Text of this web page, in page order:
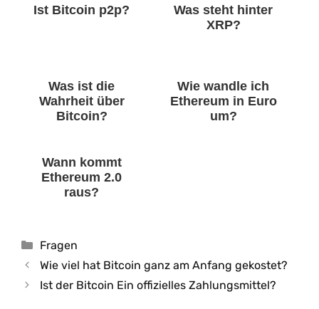
Ist Bitcoin p2p?
Was steht hinter
XRP?
Was ist die
Wahrheit über
Bitcoin?
Wie wandle ich
Ethereum in Euro
um?
Wann kommt
Ethereum 2.0
raus?
Kategorien
Fragen
Wie viel hat Bitcoin ganz am Anfang gekostet?
Ist der Bitcoin Ein offizielles Zahlungsmittel?